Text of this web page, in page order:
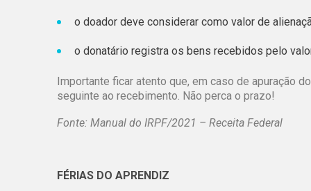
o doador deve considerar como valor de
o donatário registra os bens recebidos pelo
Importante ficar atento que, em caso de apuração
seguinte ao recebimento. Não perca o prazo!
Fonte: Manual do IRPF/2021 – Receita Federal
FÉRIAS DO APRENDIZ